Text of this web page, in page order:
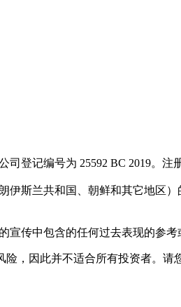
登记编号为 25592 BC 2019。注
斯兰共和国、朝鲜和其它地区
传中包含的任何过去表现的参考
，因此并不适合所有投资者。